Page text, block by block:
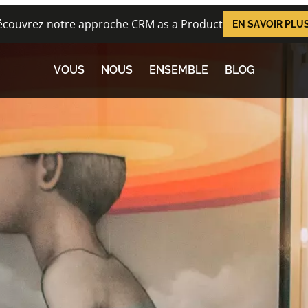
notre approche CRM as a Product EN SAVOIR
VOUS NOUS ENSEMBLE BLOG